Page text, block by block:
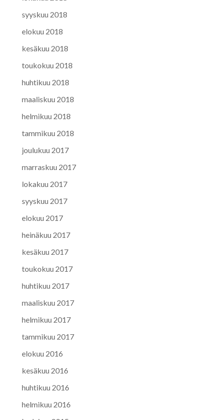
syyskuu 2018
elokuu 2018
kesäkuu 2018
toukokuu 2018
huhtikuu 2018
maaliskuu 2018
helmikuu 2018
tammikuu 2018
joulukuu 2017
marraskuu 2017
lokakuu 2017
syyskuu 2017
elokuu 2017
heinäkuu 2017
kesäkuu 2017
toukokuu 2017
huhtikuu 2017
maaliskuu 2017
helmikuu 2017
tammikuu 2017
elokuu 2016
kesäkuu 2016
huhtikuu 2016
helmikuu 2016